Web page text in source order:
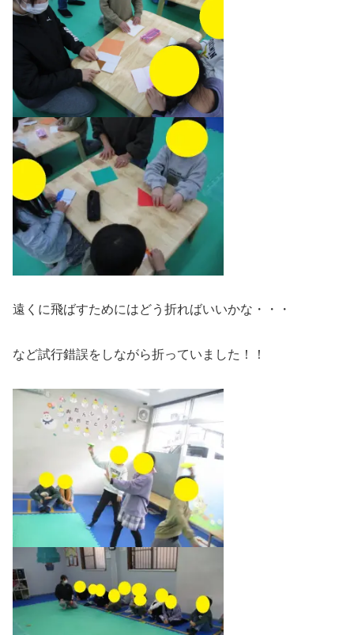
遠くに飛ばすためにはどう折ればいいかな・・・
など試行錯誤をしながら折っていました！！